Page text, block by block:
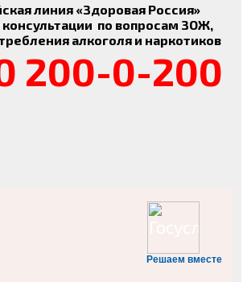
линия «Здоровая Россия»
по вопросам ЗОЖ,
алкоголя и наркотиков
200-0-200
Решаем вместе